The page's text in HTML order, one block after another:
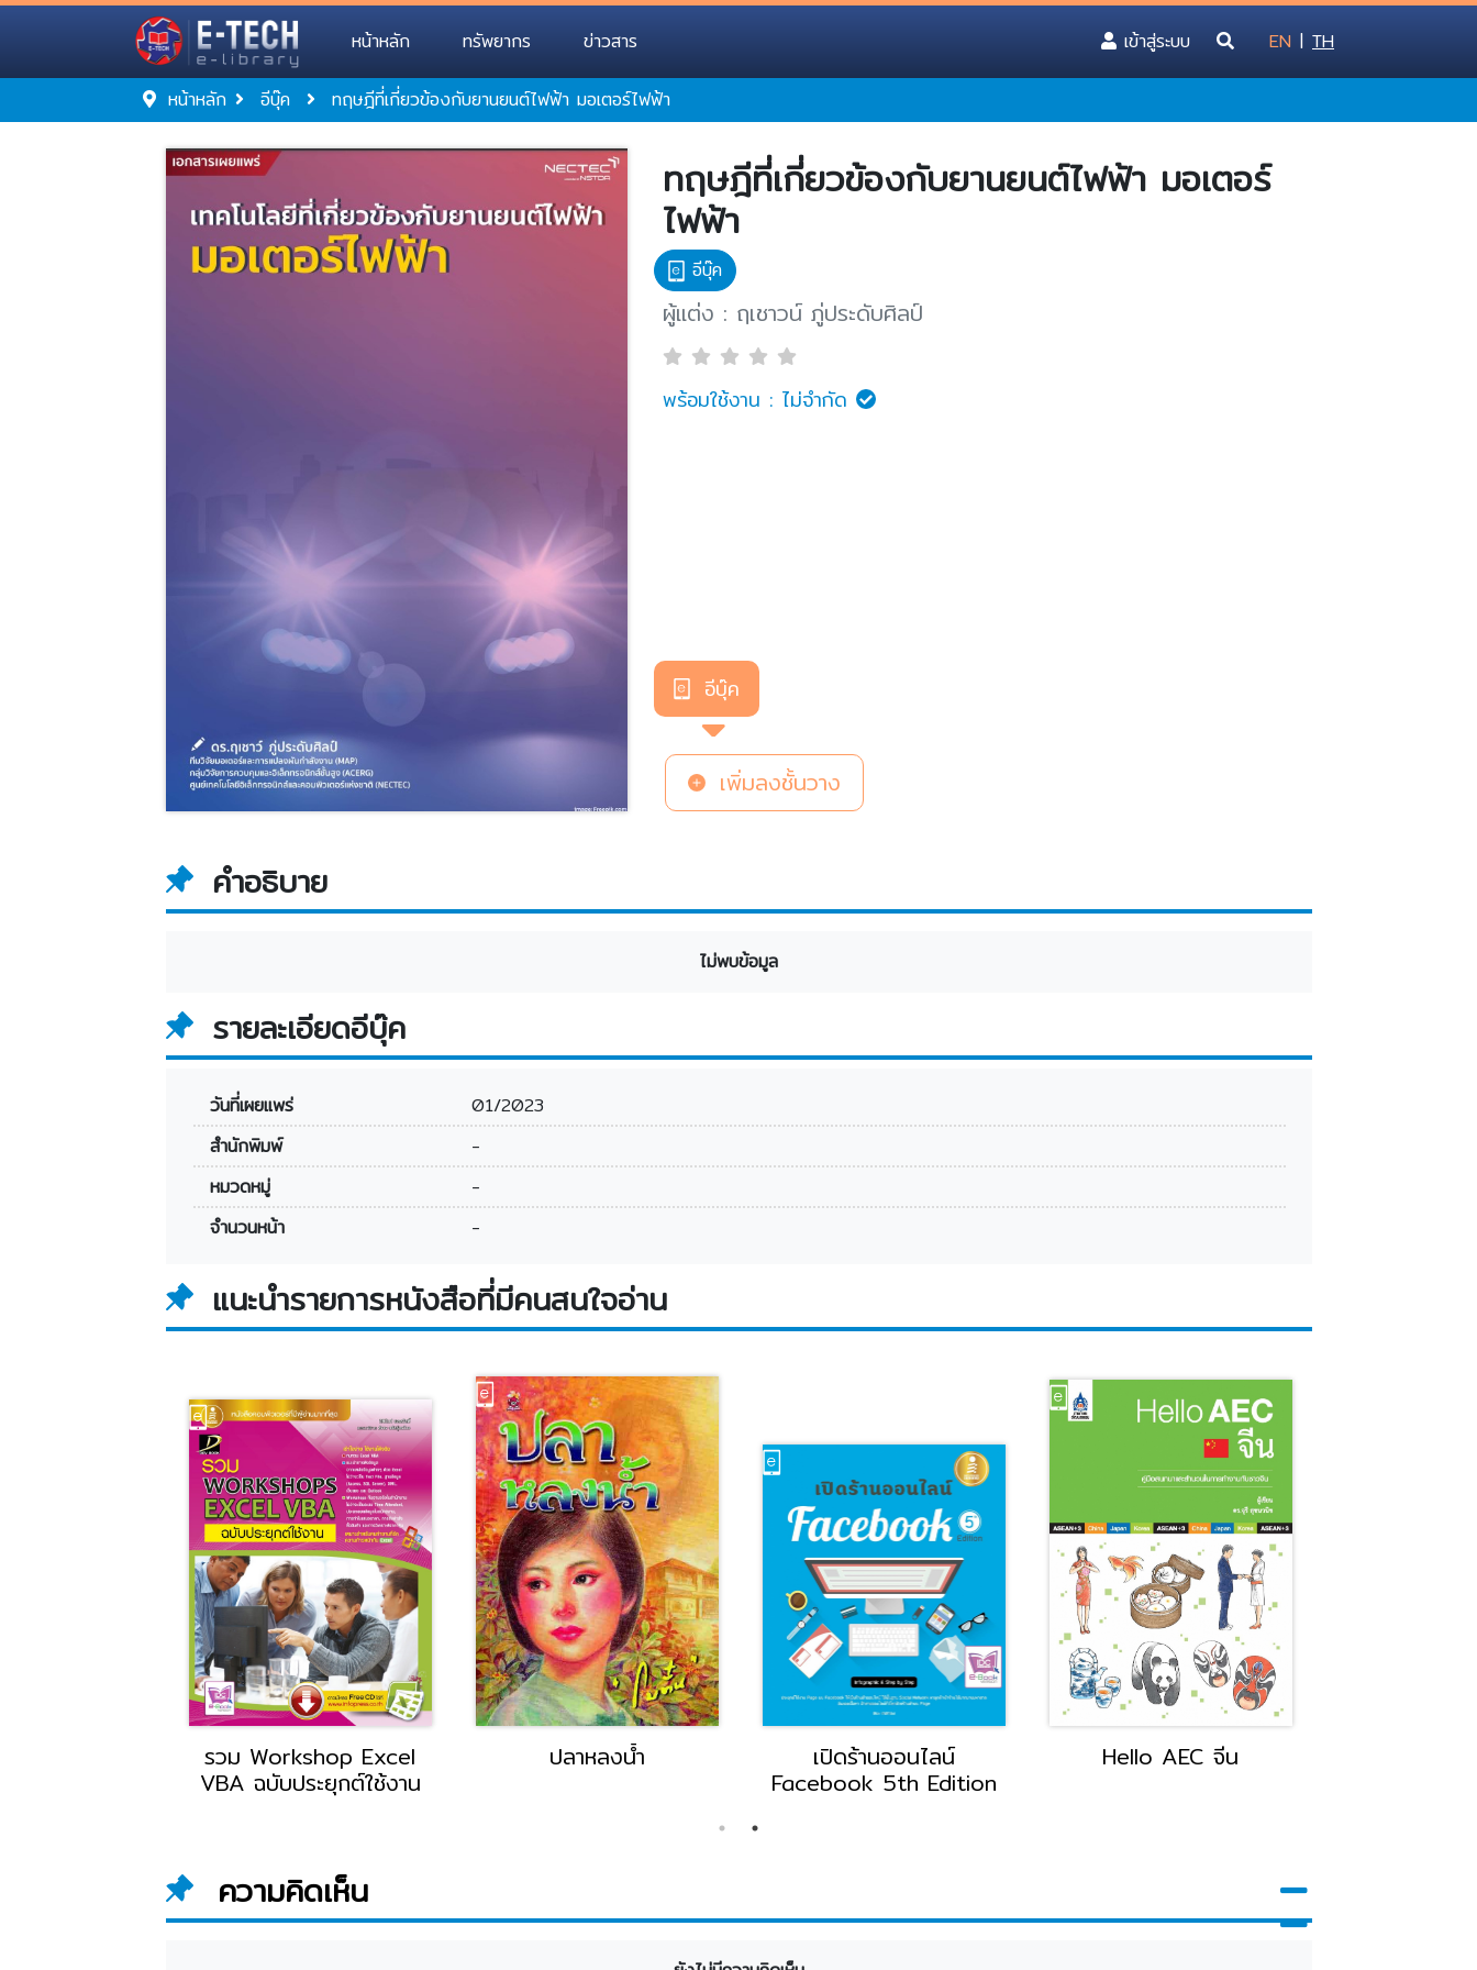
หน้าหลัก ทรัพยากร ข่าวสาร เข้าสู่ระบบ(current) EN | TH
หน้าหลัก อีบุ๊ค ทฤษฎีที่เกี่ยวข้องกับยานยนต์ไฟฟ้า มอเตอร์ไฟฟ้า
ทฤษฎีที่เกี่ยวข้องกับยานยนต์ไฟฟ้า มอเตอร์
ไฟฟ้า
อีบุ๊ค
ผู้แต่ง : ฤเชาวน์ ภู่ประดับศิลป์
พร้อมใช้งาน : ไม่จำกัด
อีบุ๊ค
เพิ่มลงชั้นวาง
คำอธิบาย
ไม่พบข้อมูล
รายละเอียดอีบุ๊ค
วันที่เผยแพร่
01/2023
สำนักพิมพ์
-
หมวดหมู่
-
จำนวนหน้า
-
แนะนำรายการหนังสือที่มีคนสนใจอ่าน
รวม Workshop Excel
VBA ฉบับประยุกต์ใช้งาน
ปลาหลงน้ำ เปิดร้านออนไลน์
Facebook 5th Edition
Hello AEC จีน
ความคิดเห็น